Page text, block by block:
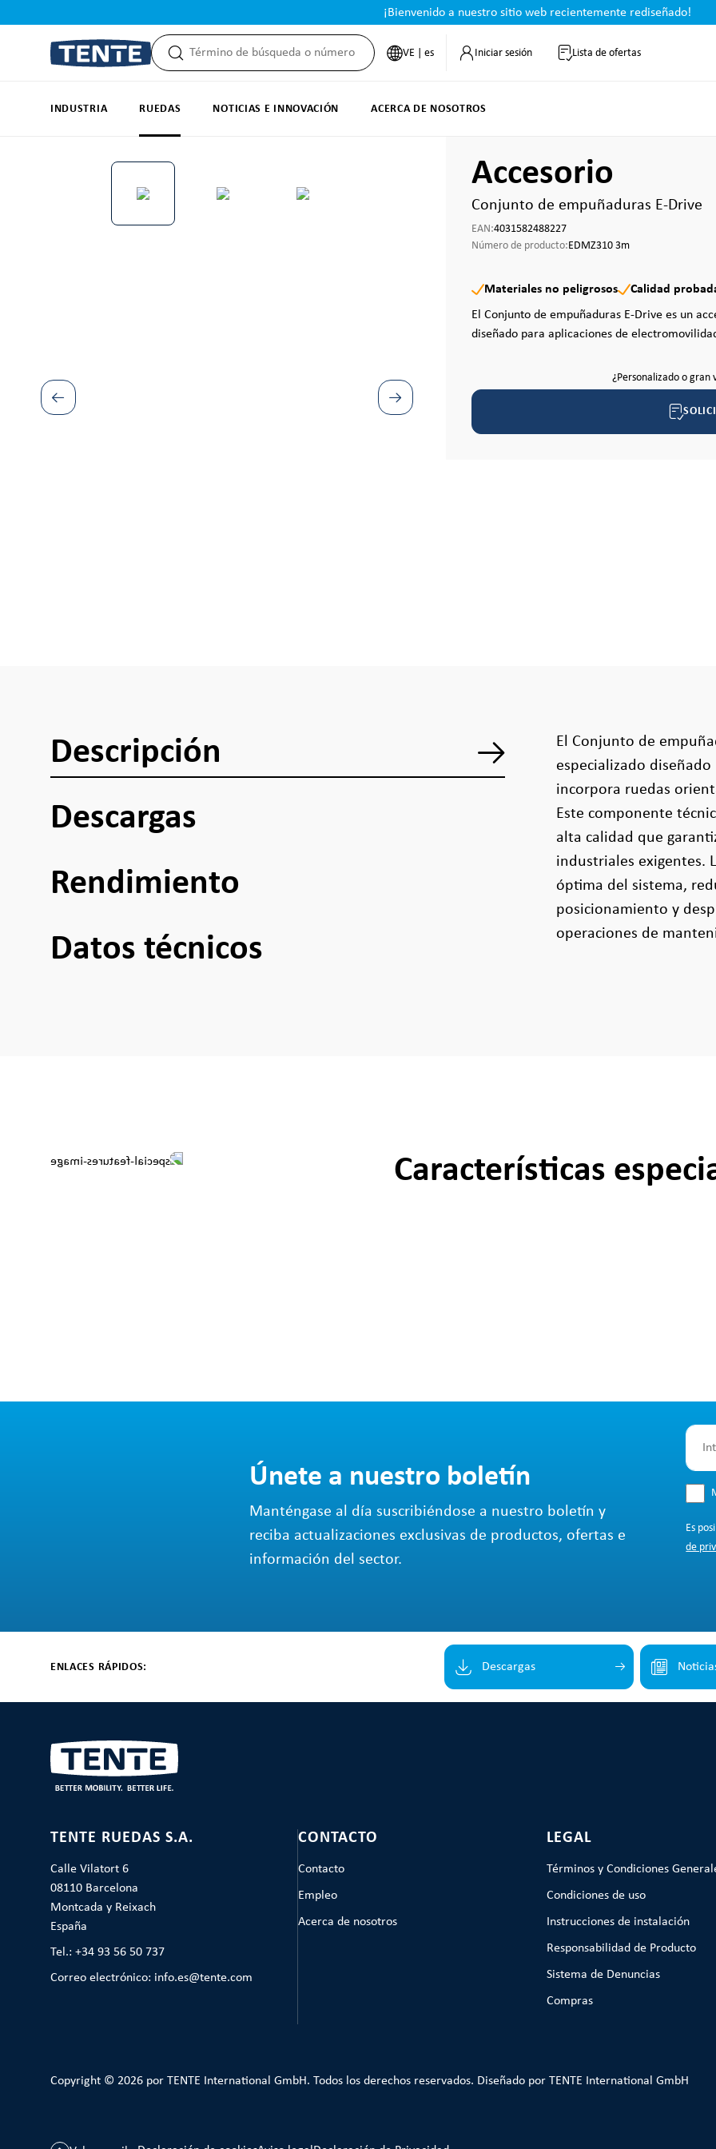
¡Bienvenido a nuestro sitio web recientemente rediseñado!
VE | es Iniciar sesión Lista de ofertas
INDUSTRIA RUEDAS NOTICIAS E INNOVACIÓN ACERCA DE NOSOTROS
Omitir galería de imágenes Accesorio
Conjunto de empuñaduras E-Drive
EAN:4031582488227
Número de producto:EDMZ310 3m
Materiales no peligrosos
Calidad
El Conjunto de empuñaduras E-Drive es un
diseñado para aplicaciones de
¿Personalizado o gran
Descripción
Descargas
Rendimiento
Datos técnicos
El Conjunto de
especializado
incorpora ruedas
Este componente
alta calidad que
industriales exigentes.
óptima del sistema,
posicionamiento y
operaciones de
Características
Únete a nuestro boletín
Manténgase al día suscribiéndose a nuestro boletín y
reciba actualizaciones exclusivas de productos, ofertas e
información del sector.
Es
de
ENLACES RÁPIDOS: Descargas
TENTE RUEDAS S.A.
Calle Vilatort 6
08110 Barcelona
Montcada y Reixach
España
Tel.: +34 93 56 50 737
Correo electrónico: info.es@tente.com
CONTACTO
Contacto
Empleo
Acerca de nosotros
LEGAL
Términos y Condiciones
Condiciones de uso
Instrucciones de instalación
Responsabilidad de Producto
Sistema de Denuncias
Compras
Copyright © 2026 por TENTE International GmbH. Todos los derechos reservados. Diseñado por TENTE International GmbH